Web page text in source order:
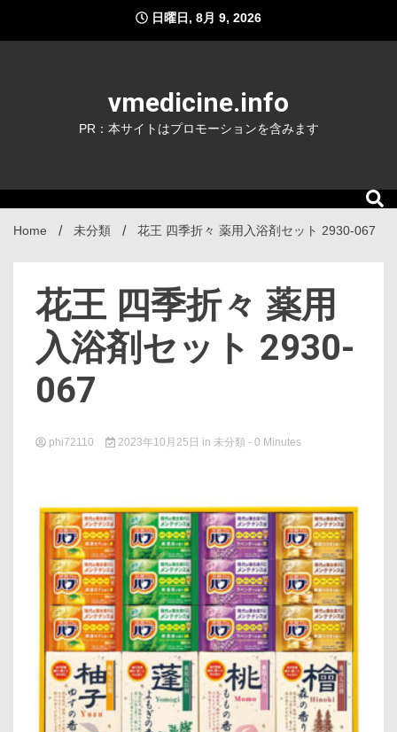
content
日曜日, 8月 9, 2026
vmedicine.info
PR：本サイトはプロモーションを含みます
Home 未分類 花王 四季折々 薬用入浴剤セット 2930-067
花王 四季折々 薬用
入浴剤セット 2930-
067
phi72110 2023年10月25日 in 未分類 - 0 Minutes